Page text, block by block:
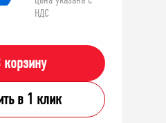
НДС
корзину
в 1 клик